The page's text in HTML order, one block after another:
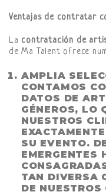
Ventajas de contratar
La contratación de
de Ma Talent ofrece
AMPLIA
CONTAMOS
DATOS DE
GÉNEROS, LO
NUESTROS
SU EVENTO.
EMERGENTES
TAN DIVERSA
DE NUESTROS